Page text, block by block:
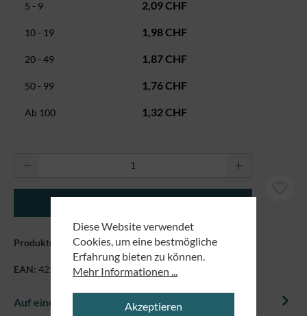
5 - 9 2,09 CHF
10 - 19 1,98 CHF
20 - 49 1,87 CHF
50 - 99 1,76 CHF
Ab 100 1,32 CHF
Produkt Anzahl: Gib den gewünschten
Produktnummer:9707
EAN: 4250479866614
Auf einem Blick
Diese Website verwendet
Cookies, um eine bestmögliche
Erfahrung bieten zu können.
Mehr Informationen ...
Akzeptieren